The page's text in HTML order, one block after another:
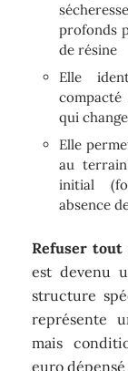
profonds
de résine
Elle
qui
Elle
au
initial
absence
Refuser tout
est devenu
structure
représente
mais
euro